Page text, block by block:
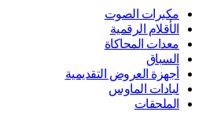
مكبرات الصوت
الأقلام الرقمية
معدات المحاكاة
السباق
أجهزة العروض التقديمية
لبادات الماوس
الملحقات